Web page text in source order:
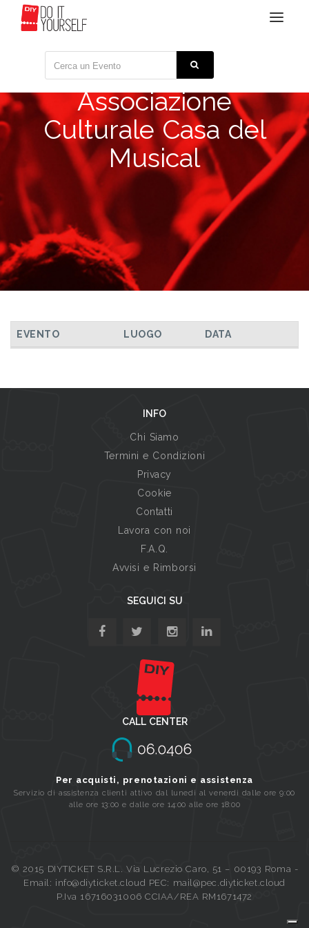
Toggle
Associazione
Culturale Casa del
Musical
TUTTI GLI EVENTI
EVENTO LUOGO DATA
INFO
Chi Siamo
Termini e Condizioni
Privacy
Cookie
Contatti
Lavora con noi
F.A.Q.
Avvisi e Rimborsi
SEGUICI SU
CALL CENTER
Per acquisti, prenotazioni e assistenza
Servizio di assistenza clienti attivo dal lunedi al venerdi dalle ore 9:00
alle ore 13:00 e dalle ore 14:00 alle ore 18:00
© 2015 DIYTICKET S.R.L. Via Lucrezio Caro, 51 – 00193 Roma -
Email: info@diyticket.cloud PEC: mail@pec.diyticket.cloud
P.Iva 16716031006 CCIAA/REA RM1671472